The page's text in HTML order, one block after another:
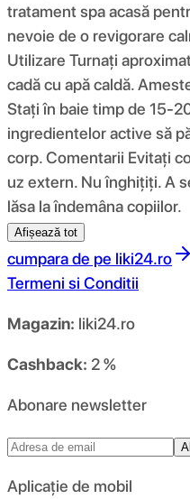
tratament spa acasă
nevoie de o revigorare
Utilizare Turnați
cadă cu apă caldă.
Stați în baie timp de 15-
ingredientelor active să
corp. Comentarii Evitați
uz extern. Nu înghițiți. A
lăsa la îndemâna copiilor.
Afișează tot
cumpara de pe liki24.ro
Termeni si Conditii
Magazin: liki24.ro
Cashback: 2 %
Abonare newsletter
Aplicație de mobil